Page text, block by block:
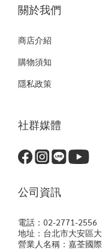
關於我們
商店介紹
購物須知
隱私政策
社群媒體
公司資訊
電話：02-2771-2556
地址：台北市大安區
營業人名稱：嘉荃國